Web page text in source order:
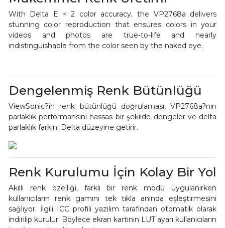
With Delta E < 2 color accuracy, the VP2768a delivers
stunning color reproduction that ensures colors in your
videos and photos are true-to-life and nearly
indistinguishable from the color seen by the naked eye.
Dengelenmiş Renk Bütünlüğü
ViewSonic?in renk bütünlüğü doğrulaması, VP2768a?nın
parlaklık performansını hassas bir şekilde dengeler ve delta
parlaklık farkını Delta düzeyine getirir.
Renk Kurulumu İçin Kolay Bir Yol
Akıllı renk özelliği, farklı bir renk modu uygulanırken
kullanıcıların renk gamını tek tıkla anında eşleştirmesini
sağlıyor. İlgili ICC profili yazılım tarafından otomatik olarak
indirilip kurulur. Böylece ekran kartının LUT ayarı kullanıcıların